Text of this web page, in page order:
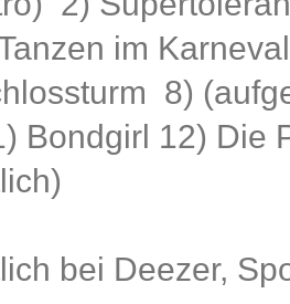
im
8)
Bondgirl 12) Die
bei Deezer,